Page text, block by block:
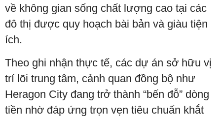
về không gian sống chất lượng cao tại các
đô thị được quy hoạch bài bản và giàu tiện
ích.
Theo ghi nhận thực tế, các dự án sở hữu vị
trí lõi trung tâm, cảnh quan đồng bộ như
Heragon City đang trở thành “bến đỗ” dòng
tiền nhờ đáp ứng trọn vẹn tiêu chuẩn khắt